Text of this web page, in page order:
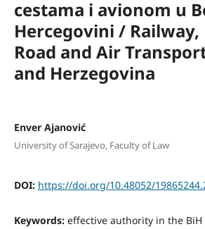
cestama i avionom u
Hercegovini /
Road and Air
and Herzegovina
Enver Ajanović
University of Sarajevo, Faculty of Law
DOI: https://doi.org/10.48052/
Keywords: effective authority in the